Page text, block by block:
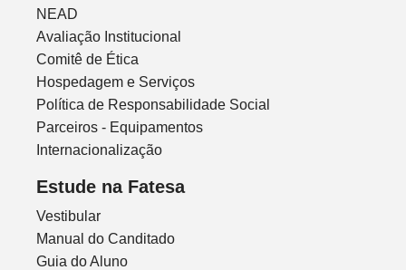
NEAD
Avaliação Institucional
Comitê de Ética
Hospedagem e Serviços
Política de Responsabilidade Social
Parceiros - Equipamentos
Internacionalização
Estude na Fatesa
Vestibular
Manual do Canditado
Guia do Aluno